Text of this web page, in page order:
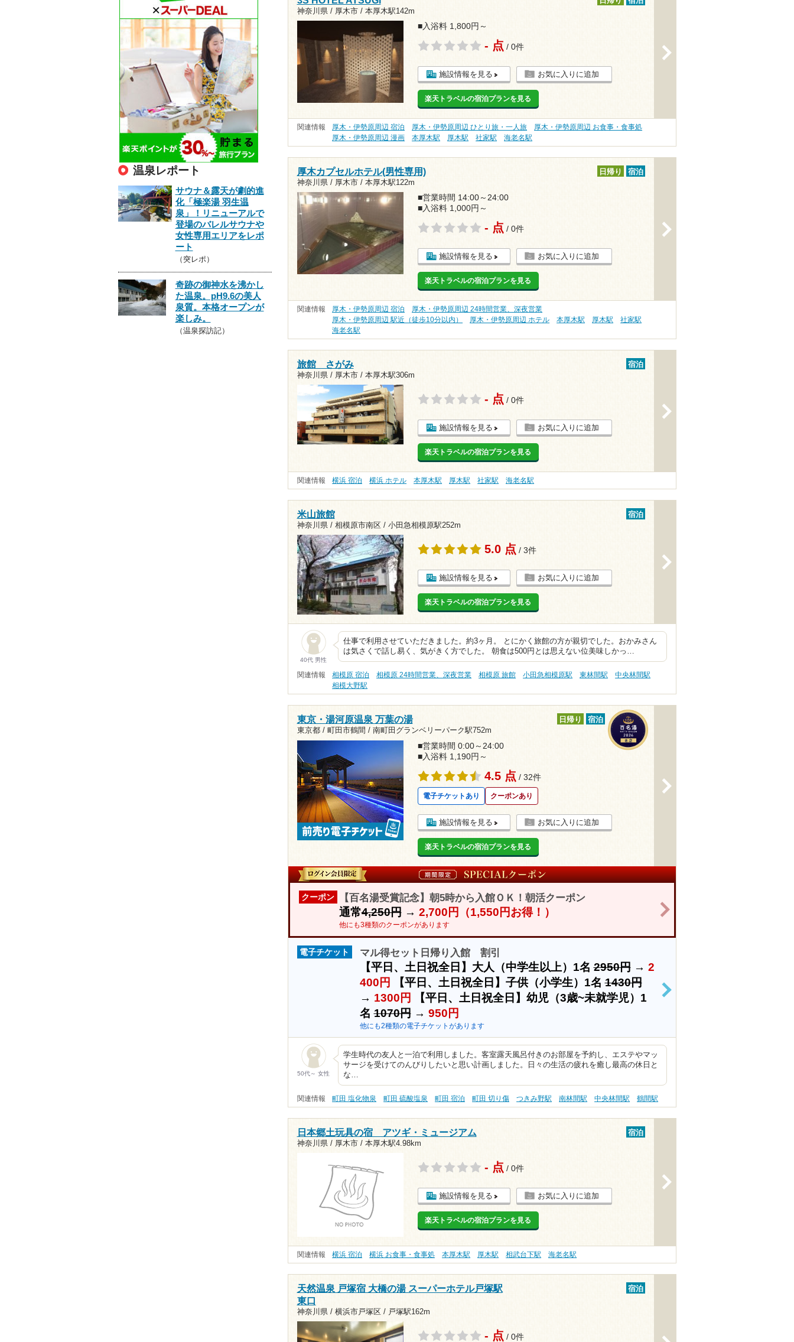
神奈川県 / 厚木市 / 本厚木駅142m
■入浴料 1,800円～
- 点 / 0件
施設情報を見る お気に入りに追加
楽天トラベルの宿泊プランを見る
関連情報 厚木・伊勢原周辺 宿泊 厚木・伊勢原周辺 ひとり旅・一人旅
厚木・伊勢原周辺 お食事・食事処
厚木・伊勢原周辺 漫画
本厚木駅 厚木駅 社家駅 海老名駅
厚木カプセルホテル(男性専用)
神奈川県 / 厚木市 / 本厚木駅122m
日帰り 宿泊
■営業時間 14:00～24:00
■入浴料 1,000円～
- 点 / 0件
施設情報を見る お気に入りに追加
楽天トラベルの宿泊プランを見る
関連情報 厚木・伊勢原周辺 宿泊
厚木・伊勢原周辺 24時間営業、深夜営業
厚木・伊勢原周辺 駅近（徒歩10分以内）
厚木・伊勢原周辺 ホテル 本厚木駅 厚木駅
社家駅
海老名駅
旅館 さがみ
神奈川県 / 厚木市 / 本厚木駅306m
宿泊
- 点 / 0件
施設情報を見る お気に入りに追加
楽天トラベルの宿泊プランを見る
関連情報 横浜 宿泊 横浜 ホテル 本厚木駅 厚木駅 社家駅 海老名駅
米山旅館
神奈川県 / 相模原市南区 / 小田急相模原駅252m
宿泊
5.0 点 / 3件
施設情報を見る お気に入りに追加
楽天トラベルの宿泊プランを見る
40代 男性
仕事で利用させていただきました。約3ヶ月。 とにかく旅館の方が親切でした。おかみさん
は気さくで話し易く、気がきく方でした。 朝食は500円とは思えない位美味しかっ…
関連情報 相模原 宿泊 相模原 24時間営業、深夜営業 相模原 旅館 小田急相模原駅 東林間駅
中央林間駅
相模大野駅
東京・湯河原温泉 万葉の湯
東京都 / 町田市鶴間 / 南町田グランベリーパーク駅752m
日帰り 宿泊
■営業時間 0:00～24:00
■入浴料 1,190円～
4.5 点 / 32件
電子チケットあり クーポンあり
施設情報を見る お気に入りに追加
楽天トラベルの宿泊プランを見る
クーポン 【百名湯受賞記念】朝5時から入館ＯＫ！朝活クーポン
通常4,250円→ 2,700円（1,550円お得！）
他にも3種類のクーポンがあります
電子チケット マル得セット日帰り入館 割引
【平日、土日祝全日】大人（中学生以上）1名2950円→ 2
400円
【平日、土日祝全日】子供（小学生）1名1430円
→ 1300円
【平日、土日祝全日】幼児（3歳~未就学児）1
名1070円→ 950円
他にも2種類の電子チケットがあります
>
50代～ 女性
学生時代の友人と一泊で利用しました。客室露天風呂付きのお部屋を予約し、エステやマッ
サージを受けてのんびりしたいと思い計画しました。日々の生活の疲れを癒し最高の休日と
な…
関連情報 町田 塩化物泉 町田 硫酸塩泉 町田 宿泊 町田 切り傷 つきみ野駅 南林間駅 中央林間駅 鶴間駅
日本郷土玩具の宿 アツギ・ミュージアム
神奈川県 / 厚木市 / 本厚木駅4.98km
宿泊
- 点 / 0件
施設情報を見る お気に入りに追加
楽天トラベルの宿泊プランを見る
関連情報 横浜 宿泊 横浜 お食事・食事処 本厚木駅 厚木駅 相武台下駅 海老名駅
天然温泉 戸塚宿 大橋の湯 スーパーホテル戸塚駅
東口
神奈川県 / 横浜市戸塚区 / 戸塚駅162m
宿泊
- 点 / 0件
温泉レポート
サウナ＆露天が劇的進
化「極楽湯 羽生温
泉」！リニューアルで
登場のバレルサウナや
女性専用エリアをレポ
ート
（突レポ）
奇跡の御神水を沸かし
た温泉。pH9.6の美人
泉質。本格オープンが
楽しみ。
（温泉探訪記）